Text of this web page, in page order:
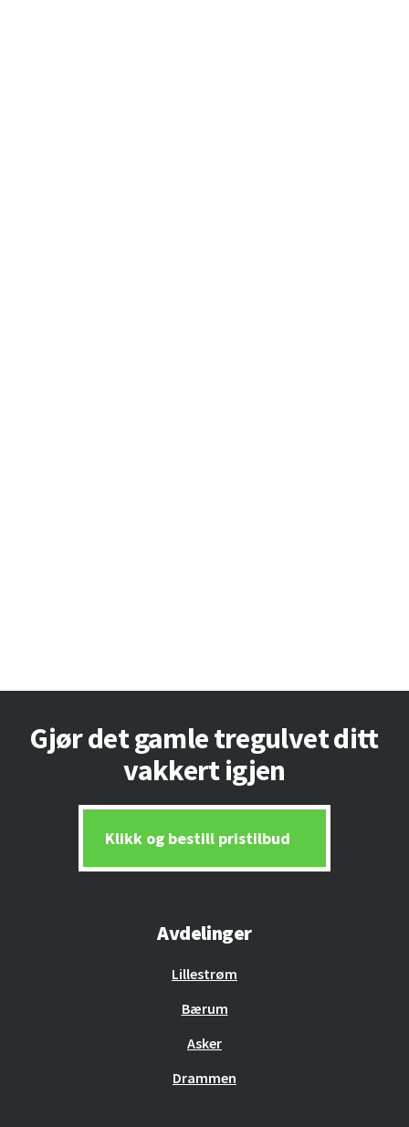
Gjør det gamle tregulvet ditt
vakkert igjen
Klikk og bestill pristilbud
Avdelinger
Lillestrøm
Bærum
Asker
Drammen